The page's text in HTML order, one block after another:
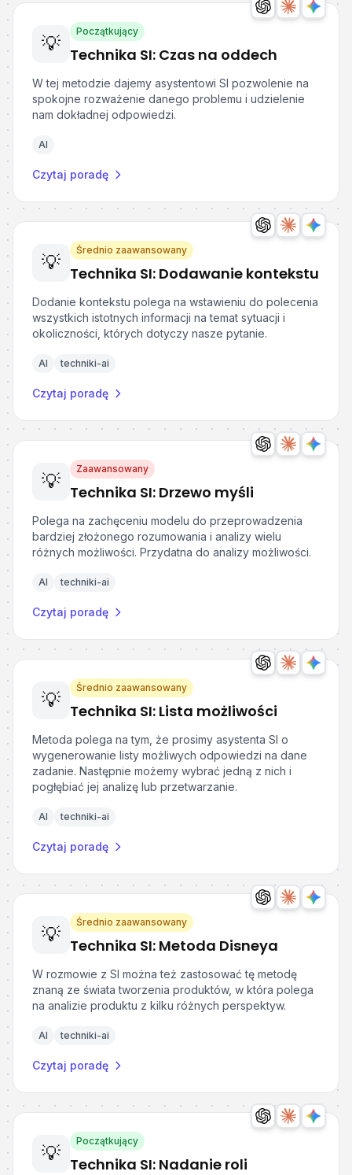
💡
Początkujący
Technika SI: Czas na oddech
W tej metodzie dajemy asystentowi SI pozwolenie na
spokojne rozważenie danego problemu i udzielenie
nam dokładnej odpowiedzi.
AI
Czytaj poradę
💡
Średnio zaawansowany
Technika SI: Dodawanie kontekstu
Dodanie kontekstu polega na wstawieniu do polecenia
wszystkich istotnych informacji na temat sytuacji i
okoliczności, których dotyczy nasze pytanie.
AI techniki-ai
Czytaj poradę
💡
Zaawansowany
Technika SI: Drzewo myśli
Polega na zachęceniu modelu do przeprowadzenia
bardziej złożonego rozumowania i analizy wielu
różnych możliwości. Przydatna do analizy możliwości.
AI techniki-ai
Czytaj poradę
💡
Średnio zaawansowany
Technika SI: Lista możliwości
Metoda polega na tym, że prosimy asystenta SI o
wygenerowanie listy możliwych odpowiedzi na dane
zadanie. Następnie możemy wybrać jedną z nich i
pogłębiać jej analizę lub przetwarzanie.
AI techniki-ai
Czytaj poradę
💡
Średnio zaawansowany
Technika SI: Metoda Disneya
W rozmowie z SI można też zastosować tę metodę
znaną ze świata tworzenia produktów, w która polega
na analizie produktu z kilku różnych perspektyw.
AI techniki-ai
Czytaj poradę
💡
Początkujący
Technika SI: Nadanie roli